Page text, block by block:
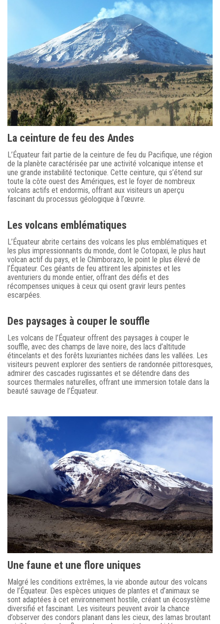
La ceinture de feu des Andes
L’Équateur fait partie de la ceinture de feu du Pacifique, une région
de la planète caractérisée par une activité volcanique intense et
une grande instabilité tectonique. Cette ceinture, qui s’étend sur
toute la côte ouest des Amériques, est le foyer de nombreux
volcans actifs et endormis, offrant aux visiteurs un aperçu
fascinant du processus géologique à l’œuvre.
Les volcans emblématiques
L’Équateur abrite certains des volcans les plus emblématiques et
les plus impressionnants du monde, dont le Cotopaxi, le plus haut
volcan actif du pays, et le Chimborazo, le point le plus élevé de
l’Équateur. Ces géants de feu attirent les alpinistes et les
aventuriers du monde entier, offrant des défis et des
récompenses uniques à ceux qui osent gravir leurs pentes
escarpées.
Des paysages à couper le souffle
Les volcans de l’Équateur offrent des paysages à couper le
souffle, avec des champs de lave noire, des lacs d’altitude
étincelants et des forêts luxuriantes nichées dans les vallées. Les
visiteurs peuvent explorer des sentiers de randonnée pittoresques,
admirer des cascades rugissantes et se détendre dans des
sources thermales naturelles, offrant une immersion totale dans la
beauté sauvage de l’Équateur.
Une faune et une flore uniques
Malgré les conditions extrêmes, la vie abonde autour des volcans
de l’Équateur. Des espèces uniques de plantes et d’animaux se
sont adaptées à cet environnement hostile, créant un écosystème
diversifié et fascinant. Les visiteurs peuvent avoir la chance
d’observer des condors planant dans les cieux, des lamas broutant